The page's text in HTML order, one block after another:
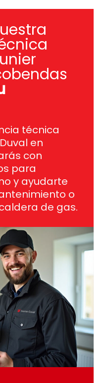
técnica
en
con
para
y ayudarte
o
de gas.